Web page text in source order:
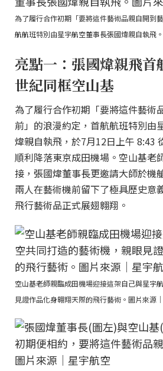
為了履行合作初期「要將這件藝術品親自開到
航航班特別由星宇航空董事長張國煒親自執飛
亮點一：張國煒親飛首
世紀同框空山基
為了履行合作初期「要將這件藝術
前」的浪漫約定，首航航班特別由
煒親自執飛，於7月12日上午 8:43
順利降落東京成田機場。空山基老
接，張國煒董事長更邀請大師於機
兩人在藝術機前留下了極具歷史意
飛行藝術品正式展翅翱翔。
空山基老師親臨成田機場迎接這架自己與星宇
見證作品化身翱翔天際的飛行藝術。圖片來源